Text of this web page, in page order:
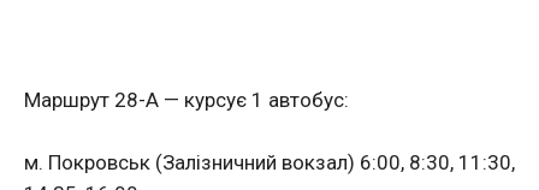
Маршрут 28-А — курсує 1 автобус:
м. Покровськ (Залізничний вокзал) 6:00, 8:30, 11:30,